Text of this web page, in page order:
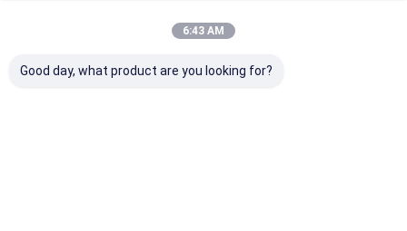
6:43 AM
Good day, what product are you looking for?